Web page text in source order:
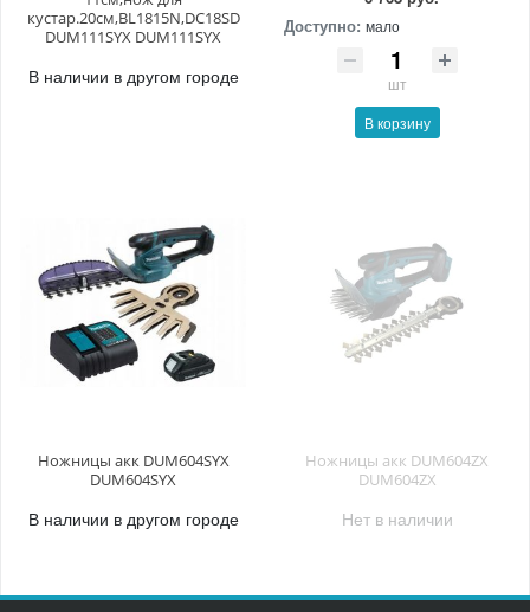
кустар.20см,BL1815N,DC18SD
DUM111SYX DUM111SYX
В наличии в другом городе
Доступно: мало
шт
В корзину
Ножницы акк DUM604SYX
DUM604SYX
В наличии в другом городе
Ножницы акк DUM604ZX
DUM604ZX
Нет в наличии